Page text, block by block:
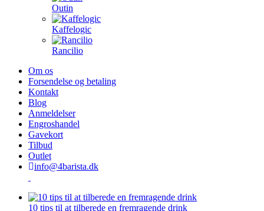
Outin
Kaffelogic
Rancilio
Om os
Forsendelse og betaling
Kontakt
Blog
Anmeldelser
Engroshandel
Gavekort
Tilbud
Outlet
info@4barista.dk
10 tips til at tilberede en fremragende drink